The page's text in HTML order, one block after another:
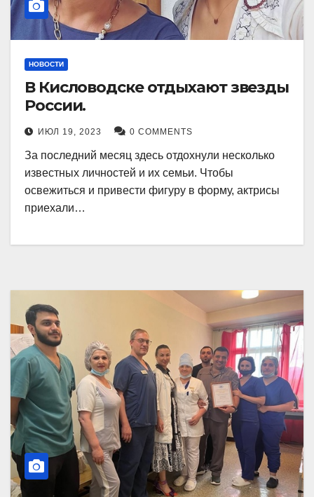
НОВОСТИ
В Кисловодске отдыхают звезды
России.
ИЮЛ 19, 2023 0 COMMENTS
За последний месяц здесь отдохнули несколько
известных личностей и их семьи. Чтобы
освежиться и привести фигуру в форму, актрисы
приехали…